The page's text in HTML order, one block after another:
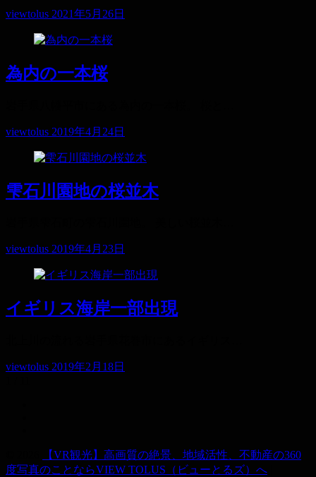
viewtolus 2021年5月26日
為内の一本桜
viewtolus 2019年4月24日
雫石川園地の桜並木
viewtolus 2019年4月23日
イギリス海岸一部出現
viewtolus 2019年2月18日
【VR観光】高画質の絶景、地域活性、不動産の360
度写真のことならVIEW TOLUS（ビューとるズ）へ